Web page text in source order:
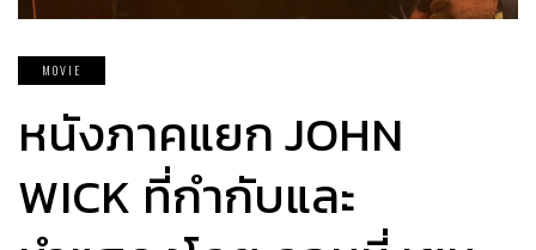
MOVIE
หนังภาคแยก JOHN
WICK ที่กำกับและ